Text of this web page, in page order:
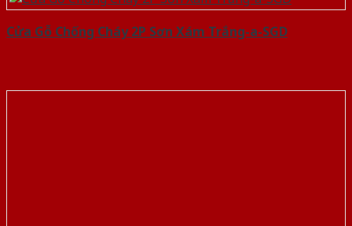
Cửa Gỗ Chống Cháy 2P Sơn Xám Trắng-a-SGD